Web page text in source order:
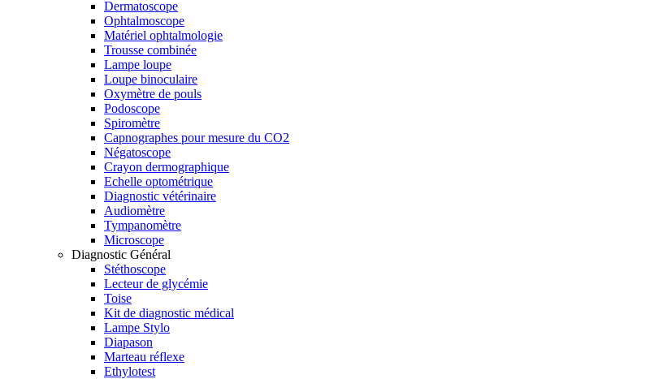
Dermatoscope
Ophtalmoscope
Matériel ophtalmologie
Trousse combinée
Lampe loupe
Loupe binoculaire
Oxymètre de pouls
Podoscope
Spiromètre
Capnographes pour mesure du CO2
Négatoscope
Crayon dermographique
Echelle optométrique
Diagnostic vétérinaire
Audiomètre
Tympanomètre
Microscope
Diagnostic Général
Stéthoscope
Lecteur de glycémie
Toise
Kit de diagnostic médical
Lampe Stylo
Diapason
Marteau réflexe
Ethylotest